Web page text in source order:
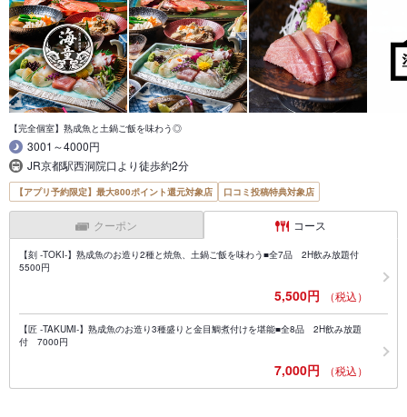
【完全個室】熟成魚と土鍋ご飯を味わう◎
3001～4000円
JR京都駅西洞院口より徒歩約2分
【アプリ予約限定】最大800ポイント還元対象店 口コミ投稿特典対象店
クーポン コース
【刻 -TOKI-】熟成魚のお造り2種と焼魚、土鍋ご飯を味わう■全7品 2H飲み放題付
5500円
5,500円 （税込）
【匠 -TAKUMI-】熟成魚のお造り3種盛りと金目鯛煮付けを堪能■全8品 2H飲み放題
付 7000円
7,000円 （税込）